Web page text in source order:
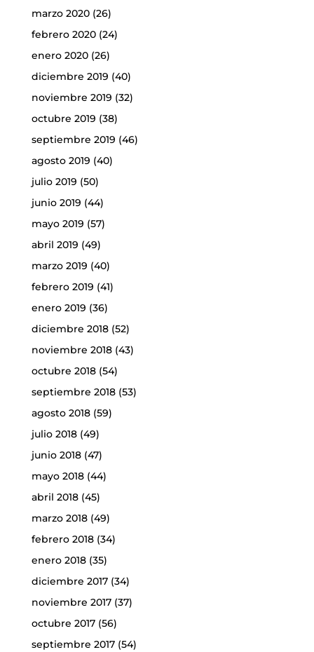
marzo 2020(26)
febrero 2020(24)
enero 2020(26)
diciembre 2019 (40)
noviembre 2019 (32)
octubre 2019 (38)
septiembre 2019 (46)
agosto 2019 (40)
julio 2019 (50)
junio 2019 (44)
mayo 2019 (57)
abril 2019 (49)
marzo 2019 (40)
febrero 2019 (41)
enero 2019 (36)
diciembre 2018(52)
noviembre 2018(43)
octubre 2018(54)
septiembre 2018(53)
agosto 2018(59)
julio 2018(49)
junio 2018(47)
mayo 2018(44)
abril 2018(45)
marzo 2018(49)
febrero 2018(34)
enero 2018(35)
diciembre 2017(34)
noviembre 2017(37)
octubre 2017(56)
septiembre 2017(54)